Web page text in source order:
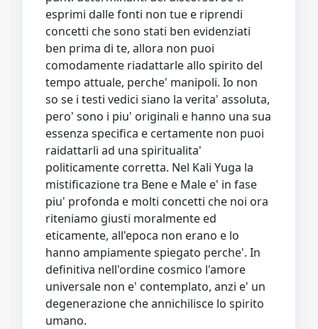
esprimi dalle fonti non tue e riprendi
concetti che sono stati ben evidenziati
ben prima di te, allora non puoi
comodamente riadattarle allo spirito del
tempo attuale, perche' manipoli. Io non
so se i testi vedici siano la verita' assoluta,
pero' sono i piu' originali e hanno una sua
essenza specifica e certamente non puoi
raidattarli ad una spiritualita'
politicamente corretta. Nel Kali Yuga la
mistificazione tra Bene e Male e' in fase
piu' profonda e molti concetti che noi ora
riteniamo giusti moralmente ed
eticamente, all'epoca non erano e lo
hanno ampiamente spiegato perche'. In
definitiva nell'ordine cosmico l'amore
universale non e' contemplato, anzi e' un
degenerazione che annichilisce lo spirito
umano.